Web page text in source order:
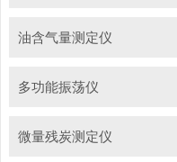
油含气量测定仪
多功能振荡仪
微量残炭测定仪